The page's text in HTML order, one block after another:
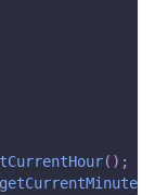
( ) ;
getCurrentMinute